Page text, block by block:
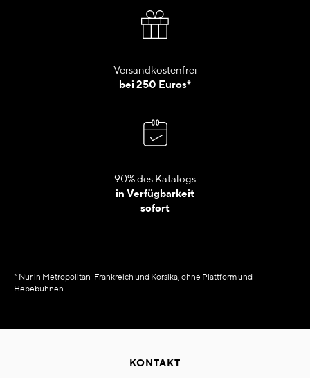
Versandkostenfrei
bei 250 Euros*
90% des Katalogs
in Verfügbarkeit
sofort
* Nur in Metropolitan-Frankreich und Korsika, ohne Plattform und
Hebebühnen.
KONTAKT